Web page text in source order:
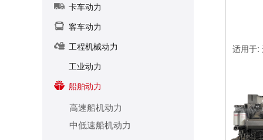
卡车动力
客车动力
工程机械动力
工业动力
船舶动力
高速船机动力
中低速船机动力
适用于: